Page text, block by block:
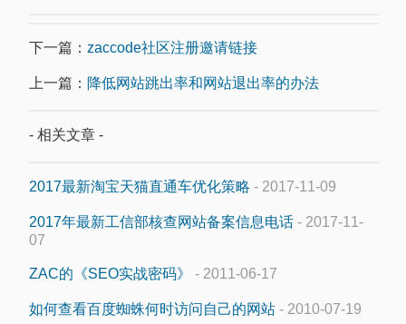
下一篇： zaccode社区注册邀请链接
上一篇： 降低网站跳出率和网站退出率的办法
- 相关文章 -
2017最新淘宝天猫直通车优化策略 - 2017-11-09
2017年最新工信部核查网站备案信息电话 - 2017-11-
07
ZAC的《SEO实战密码》 - 2011-06-17
如何查看百度蜘蛛何时访问自己的网站 - 2010-07-19